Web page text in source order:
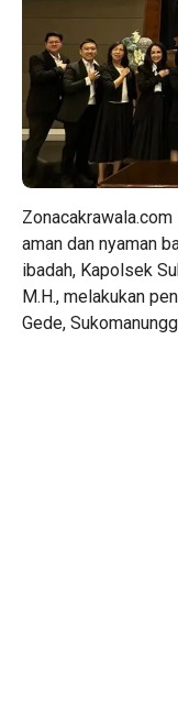
aman dan nyaman
ibadah, Kapolsek
M.H., melakukan
Gede,